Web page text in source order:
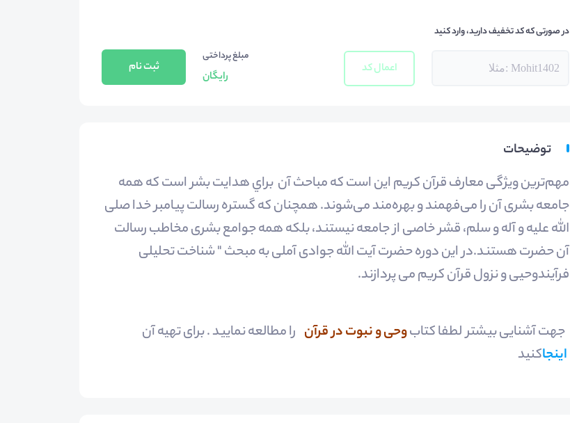
در صورتی که کد تخفیف دارید، وارد کنید
اعمال کد
مبلغ پرداختی
رایگان
ثبت نام
توضیحات
مهم‌ترین ویژگی معارف قرآن کریم این است که مباحث آن براي هدایت بشر است که همه
جامعه بشری آن را می‌فهمند و بهره‌مند می‌شوند. همچنان که گستره رسالت پیامبر خدا صلی
الله علیه و آله و سلم، قشر خاصی از جامعه نیستند، بلکه همه جوامع بشری مخاطب رسالت
آن حضرت هستند.در این دوره حضرت آیت الله جوادی آملی به مبحث " شناخت تحلیلی
فرآیندوحیی و نزول قرآن کریم می پردازند.
جهت آشنایی بیشتر لطفا کتابوحی و نبوت در قرآن را مطالعه نمایید . برای تهیه آن
اینجاکنید